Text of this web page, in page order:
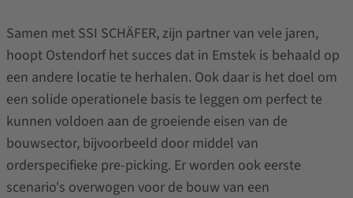
Samen met SSI SCHÄFER, zijn partner van vele jaren,
hoopt Ostendorf het succes dat in Emstek is behaald op
een andere locatie te herhalen. Ook daar is het doel om
een solide operationele basis te leggen om perfect te
kunnen voldoen aan de groeiende eisen van de
bouwsector, bijvoorbeeld door middel van
orderspecifieke pre-picking. Er worden ook eerste
scenario's overwogen voor de bouw van een